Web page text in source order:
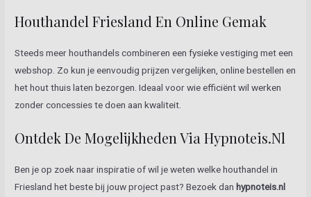
Houthandel Friesland En Online Gemak
Steeds meer houthandels combineren een fysieke vestiging met een
webshop. Zo kun je eenvoudig prijzen vergelijken, online bestellen en
het hout thuis laten bezorgen. Ideaal voor wie efficiënt wil werken
zonder concessies te doen aan kwaliteit.
Ontdek De Mogelijkheden Via Hypnoteis.nl
Ben je op zoek naar inspiratie of wil je weten welke houthandel in
Friesland het beste bij jouw project past? Bezoek dan hypnoteis.nl